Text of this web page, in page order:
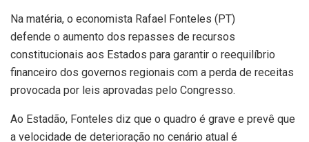
Na matéria, o economista Rafael Fonteles (PT)
defende o aumento dos repasses de recursos
constitucionais aos Estados para garantir o reequilíbrio
financeiro dos governos regionais com a perda de receitas
provocada por leis aprovadas pelo Congresso.
Ao Estadão, Fonteles diz que o quadro é grave e prevê que
a velocidade de deterioração no cenário atual é